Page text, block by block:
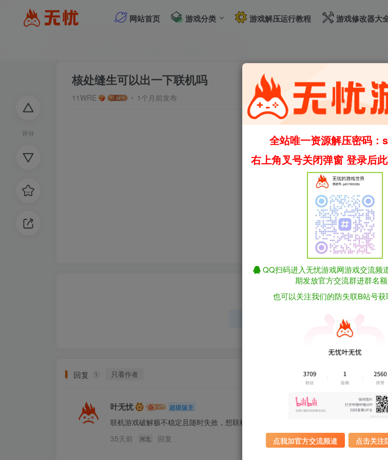
网站首页 游戏分类 游戏解压运行教程 游戏修改器大
评分
核处缝生可以出一下联机吗
11WRE 1个月前发布
请登录后发表评论
回复 1 只看作者
叶无忧 超级版主
联机游戏破解极不稳定且随时失效，想联机建议购买正版游玩
35天前
河北 回复
全站唯一资源解压密码
右上角叉号关闭弹窗 登录后
QQ扫码进入无忧游戏网游戏交流频
期发放官方交流群进群名额
也可以关注我们的防失联B站号
点我加官方交流频道 点击关注